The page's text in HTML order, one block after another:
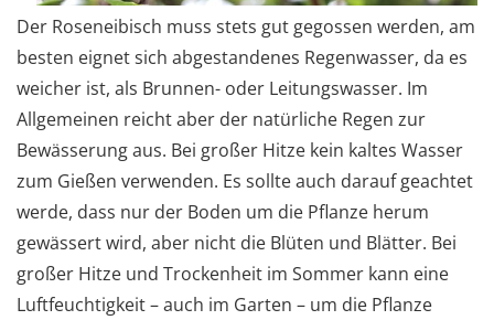
Der Roseneibisch muss stets gut gegossen werden, am
besten eignet sich abgestandenes Regenwasser, da es
weicher ist, als Brunnen- oder Leitungswasser. Im
Allgemeinen reicht aber der natürliche Regen zur
Bewässerung aus. Bei großer Hitze kein kaltes Wasser
zum Gießen verwenden. Es sollte auch darauf geachtet
werde, dass nur der Boden um die Pflanze herum
gewässert wird, aber nicht die Blüten und Blätter. Bei
großer Hitze und Trockenheit im Sommer kann eine
Luftfeuchtigkeit – auch im Garten – um die Pflanze